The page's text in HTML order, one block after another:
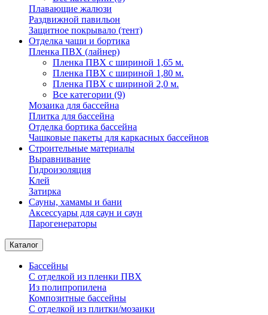
Плавающие жалюзи
Раздвижной павильон
Защитное покрывало (тент)
Отделка чаши и бортика
Пленка ПВХ (лайнер)
Пленка ПВХ с шириной 1,65 м.
Пленка ПВХ с шириной 1,80 м.
Пленка ПВХ с шириной 2,0 м.
Все категории (9)
Мозаика для бассейна
Плитка для бассейна
Отделка бортика бассейна
Чашковые пакеты для каркасных бассейнов
Строительные материалы
Выравнивание
Гидроизоляция
Клей
Затирка
Сауны, хамамы и бани
Аксессуары для саун и саун
Парогенераторы
Каталог
Бассейны
С отделкой из пленки ПВХ
Из полипропилена
Композитные бассейны
С отделкой из плитки/мозаики